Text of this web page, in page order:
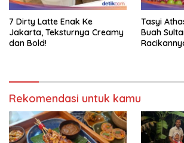
7 Dirty Latte Enak Ke
Jakarta, Teksturnya Creamy
dan Bold!
Tasyi
Buah
Rekomendasi untuk kamu